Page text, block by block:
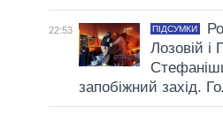
22:53 ПІДСУМКИ
Лозовій і
запобіжний захід.